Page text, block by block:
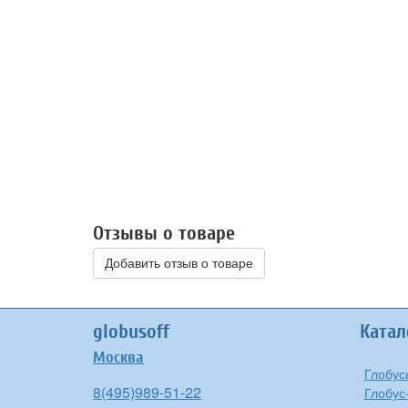
Отзывы о товаре
Добавить отзыв о товаре
globusoff
Москва
8(495)989-51-22